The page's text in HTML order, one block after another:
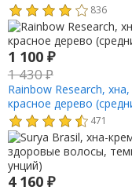
836
1 100 ₽
1 430₽
Rainbow Research,
красное дерево
471
4 160 ₽